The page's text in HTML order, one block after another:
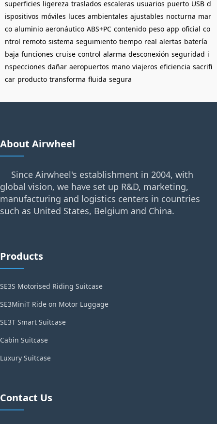
superficies ligereza traslados escaleras usuarios puerto USB d
ispositivos móviles luces ambientales ajustables nocturna mar
co aluminio aeronáutico ABS+PC contenido peso app oficial co
ntrol remoto sistema seguimiento tiempo real alertas batería
baja funciones cruise control alarma desconexión seguridad i
nspecciones dañar aeropuertos mano viajeros eficiencia sacrifi
car producto transforma fluida segura
About Airwheel
Since Airwheel's establishment in 2004, with
global vision, we have set up R&D, marketing,
manufacturing and logistics centers in countries
such as United States, Belgium and China.
Products
SE3S Motorised Riding Suitcase
SE3MiniT Ride on Motor Luggage
SE3T Smart Suitcase
Cabin Suitcase
Luxury Suitcase
Contact Us